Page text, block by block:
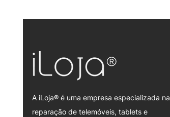
A iLoja® é uma empresa especializada na
reparação de telemóveis, tablets e